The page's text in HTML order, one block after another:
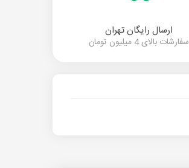
ارسال رایگان تهران
سفارشات بالای 4 میلیون تومان